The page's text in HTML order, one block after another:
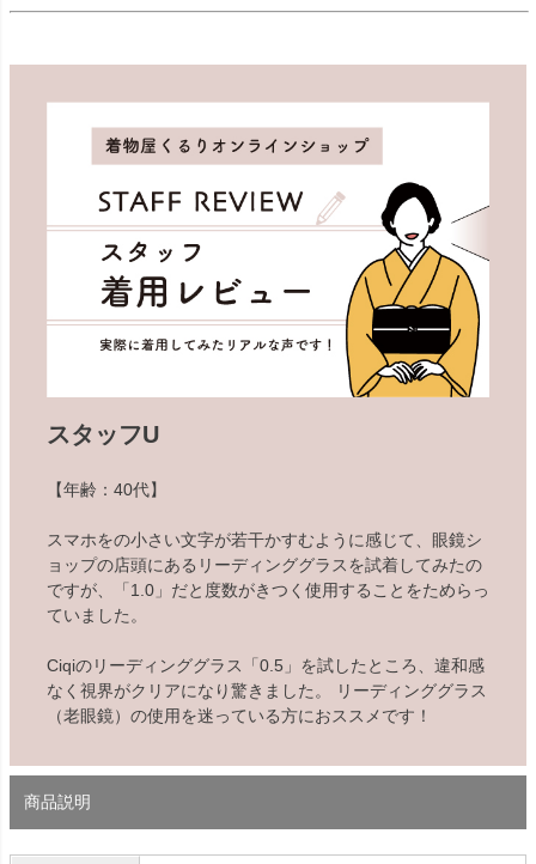
スタッフU
【年齢：40代】
スマホをの小さい文字が若干かすむように感じて、眼鏡シ
ョップの店頭にあるリーディンググラスを試着してみたの
ですが、「1.0」だと度数がきつく使用することをためらっ
ていました。
Ciqiのリーディンググラス「0.5」を試したところ、違和感
なく視界がクリアになり驚きました。 リーディンググラス
（老眼鏡）の使用を迷っている方におススメです！
商品説明